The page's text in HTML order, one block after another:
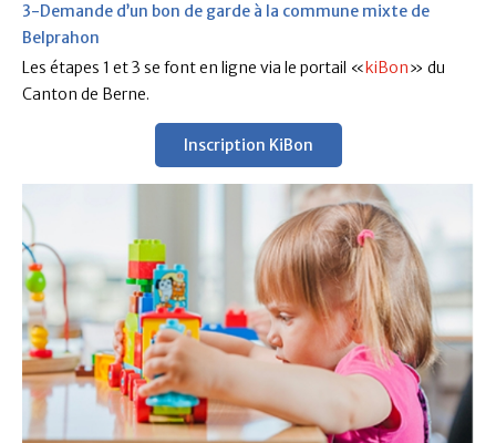
3-Demande d’un bon de garde à la commune mixte de
Belprahon
Les étapes 1 et 3 se font en ligne via le portail «kiBon» du
Canton de Berne.
Inscription KiBon